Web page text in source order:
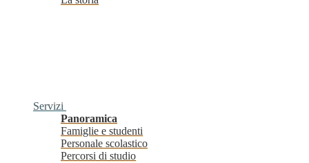
Servizi
Panoramica
Famiglie e studenti
Personale scolastico
Percorsi di studio